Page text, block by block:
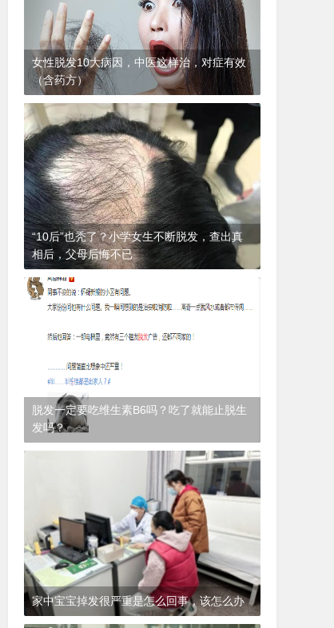
女性脱发10大病因，中医这样治，对症有效
（含药方）
1年前(2024-12-06) 皮肤科
“10后”也秃了？小学女生不断脱发，查出真
相后，父母后悔不已
脱发一定要吃维生素B6吗？吃了就能止脱生
发吗？
家中宝宝掉发很严重是怎么回事，该怎么办
1年前(2024-12-06) 皮肤科